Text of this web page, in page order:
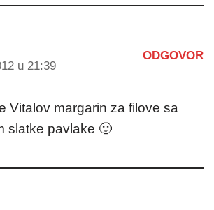
u 21:39
ODGOVOR
Vitalov margarin za filove sa
slatke pavlake 🙂